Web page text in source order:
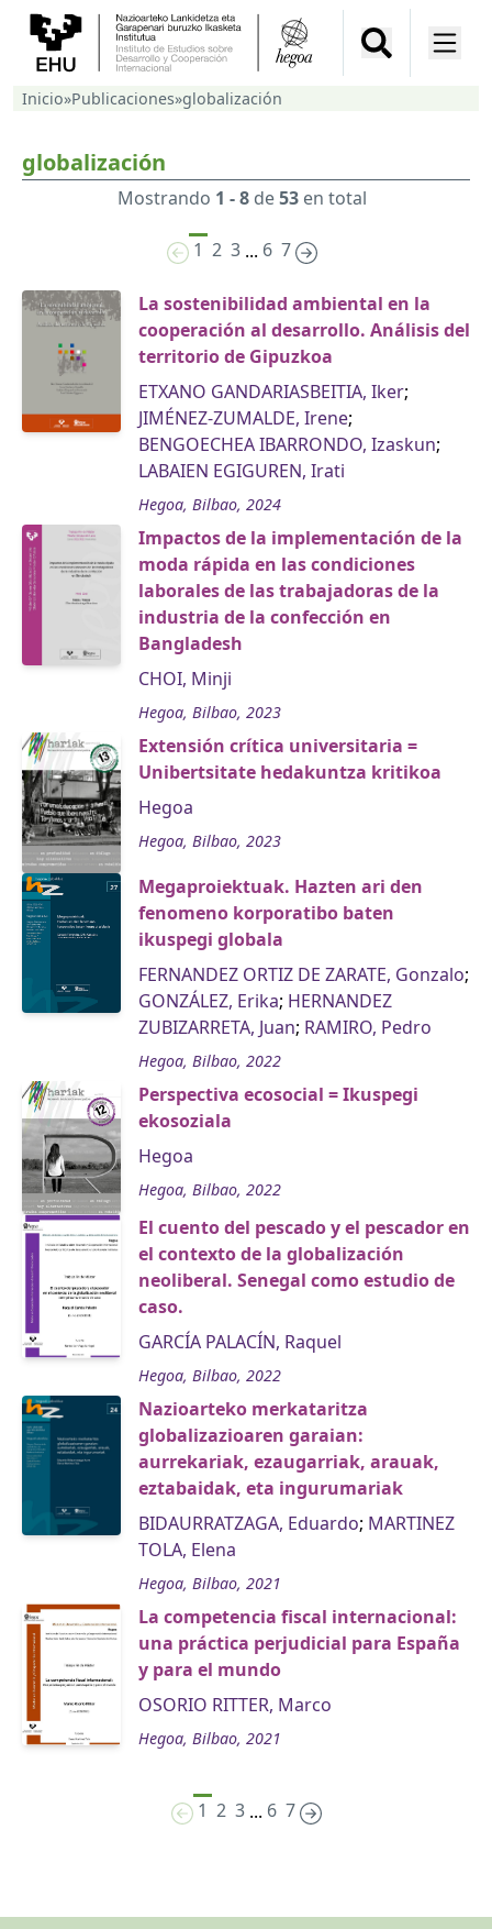
Inicio»Publicaciones»globalización
globalización
Mostrando 1 - 8de53en total
1 2 3 ... 6 7
La sostenibilidad ambiental en la
cooperación al desarrollo. Análisis del
territorio de Gipuzkoa
ETXANO GANDARIASBEITIA, Iker;
JIMÉNEZ-ZUMALDE, Irene;
BENGOECHEA IBARRONDO, Izaskun;
LABAIEN EGIGUREN, Irati
Hegoa, Bilbao, 2024
Impactos de la implementación de la
moda rápida en las condiciones
laborales de las trabajadoras de la
industria de la confección en
Bangladesh
CHOI, Minji
Hegoa, Bilbao, 2023
Extensión crítica universitaria =
Unibertsitate hedakuntza kritikoa
Hegoa
Hegoa, Bilbao, 2023
Megaproiektuak. Hazten ari den
fenomeno korporatibo baten
ikuspegi globala
FERNANDEZ ORTIZ DE ZARATE, Gonzalo;
GONZÁLEZ, Erika; HERNANDEZ
ZUBIZARRETA, Juan; RAMIRO, Pedro
Hegoa, Bilbao, 2022
Perspectiva ecosocial = Ikuspegi
ekosoziala
Hegoa
Hegoa, Bilbao, 2022
El cuento del pescado y el pescador en
el contexto de la globalización
neoliberal. Senegal como estudio de
caso.
GARCÍA PALACÍN, Raquel
Hegoa, Bilbao, 2022
Nazioarteko merkataritza
globalizazioaren garaian:
aurrekariak, ezaugarriak, arauak,
eztabaidak, eta ingurumariak
BIDAURRATZAGA, Eduardo; MARTINEZ
TOLA, Elena
Hegoa, Bilbao, 2021
La competencia fiscal internacional:
una práctica perjudicial para España
y para el mundo
OSORIO RITTER, Marco
Hegoa, Bilbao, 2021
1 2 3 ... 6 7